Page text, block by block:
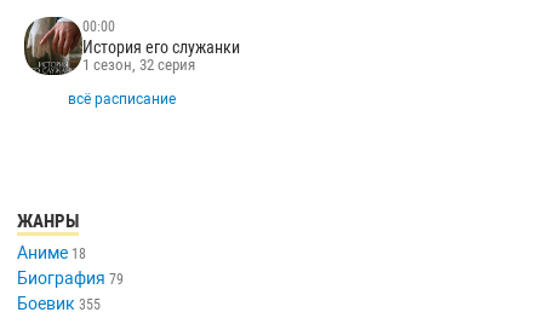
00:00
История его служанки
1 сезон, 32 серия
всё расписание
ЖАНРЫ
Аниме 18
Биография 79
Боевик 355